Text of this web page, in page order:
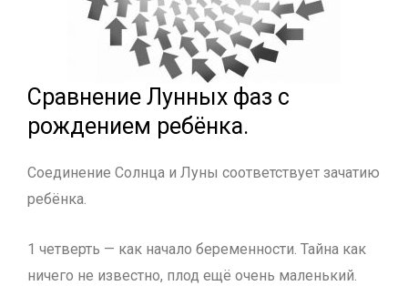
Сравнение Лунных фаз с
рождением ребёнка.
Соединение Солнца и Луны соответствует зачатию
ребёнка.
1 четверть — как начало беременности. Тайна как
ничего не известно, плод ещё очень маленький.